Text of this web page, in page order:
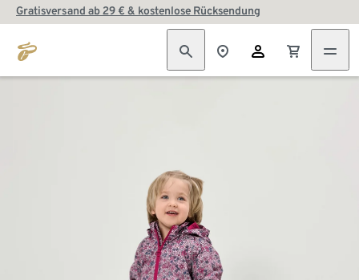
Gratisversand ab 29 € & kostenlose Rücksendung